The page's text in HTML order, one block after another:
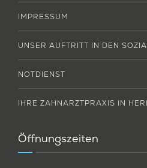
IMPRESSUM
UNSER AUFTRITT IN DEN
NOTDIENST
IHRE ZAHNARZTPRAXIS IN
Öffnungszeiten